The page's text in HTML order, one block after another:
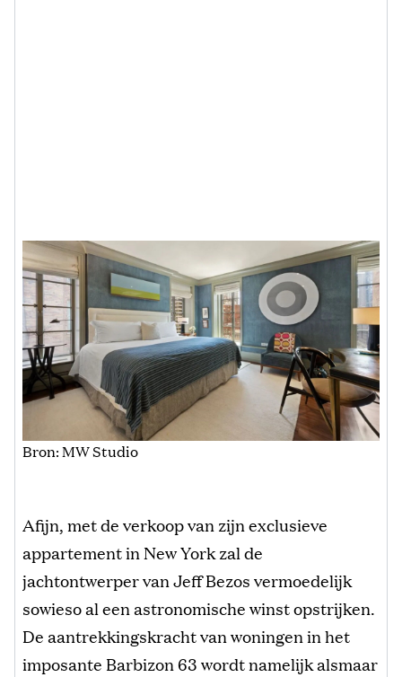
Bron: MW Studio
Afijn, met de verkoop van zijn exclusieve
appartement in New York zal de
jachtontwerper van Jeff Bezos vermoedelijk
sowieso al een astronomische winst opstrijken.
De aantrekkingskracht van woningen in het
imposante Barbizon 63 wordt namelijk alsmaar